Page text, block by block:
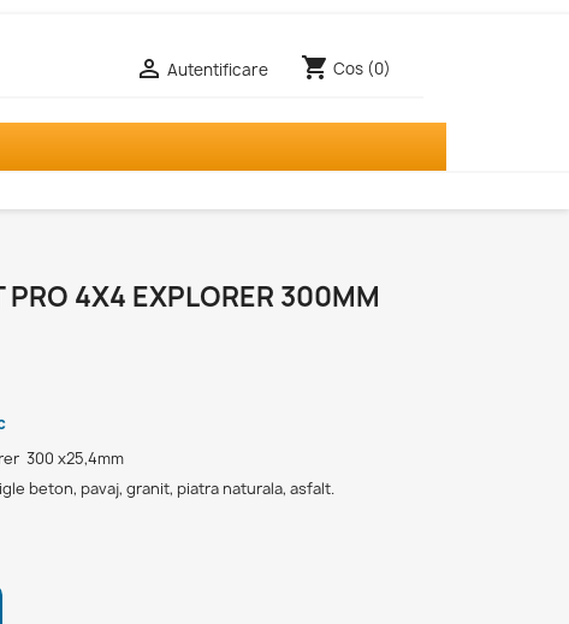
 Autentificare shopping_cart Cos (0)
PRO 4X4 EXPLORER 300MM
300 x25,4mm
beton, pavaj, granit, piatra naturala, asfalt.